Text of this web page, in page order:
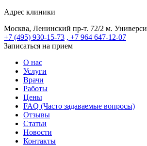
Адрес клиники
Москва, Ленинский пр-т. 72/2 м.
+7 (495) 930-15-73 , +7 964 647-12-07
Записаться на прием
О нас
Услуги
Врачи
Работы
Цены
FAQ (Часто задаваемые вопросы)
Отзывы
Статьи
Новости
Контакты